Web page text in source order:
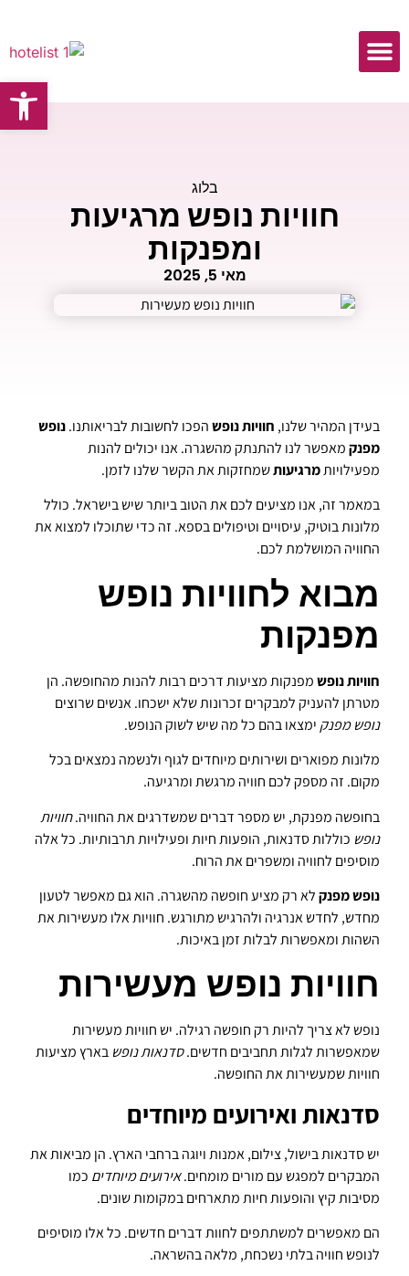
בלוג
חוויות נופש מרגיעות
ומפנקות
מאי 5, 2025
בעידן המהיר שלנו, חוויות נופשהפכו לחשובות לבריאותנו.נופש
מפנקמאפשר לנו להתנתק מהשגרה. אנו יכולים להנות
מפעילויותמרגיעותשמחזקות את הקשר שלנו לזמן.
במאמר זה, אנו מציעים לכם את הטוב ביותר שיש בישראל. כולל
מלונות בוטיק, עיסויים וטיפולים בספא. זה כדי שתוכלו למצוא את
החוויה המושלמת לכם.
מבוא לחוויות נופש
מפנקות
חוויות נופשמפנקות מציעות דרכים רבות להנות מהחופשה. הן
מטרתן להעניק למבקרים זכרונות שלא ישכחו. אנשים שרוצים
נופש מפנק ימצאו בהם כל מה שיש לשוק הנופש.
מלונות מפוארים ושירותים מיוחדים לגוף ולנשמה נמצאים בכל
מקום. זה מספק לכם חוויה מרגשת ומרגיעה.
בחופשה מפנקת, יש מספר דברים שמשדרגים את החוויה.חוויות
נופש כוללות סדנאות, הופעות חיות ופעילויות תרבותיות. כל אלה
מוסיפים לחוויה ומשפרים את הרוח.
נופש מפנקלא רק מציע חופשה מהשגרה. הוא גם מאפשר לטעון
מחדש, לחדש אנרגיה ולהרגיש מתורגש. חוויות אלו מעשירות את
השהות ומאפשרות לבלות זמן באיכות.
חוויות נופש מעשירות
נופש לא צריך להיות רק חופשה רגילה. יש חוויות מעשירות
שמאפשרות לגלות תחביבים חדשים.סדנאות נופש בארץ מציעות
חוויות שמעשירות את החופשה.
סדנאות ואירועים מיוחדים
יש סדנאות בישול, צילום, אמנות ויוגה ברחבי הארץ. הן מביאות את
המבקרים למפגש עם מורים מומחים.אירועים מיוחדים כמו
מסיבות קיץ והופעות חיות מתארחים במקומות שונים.
הם מאפשרים למשתתפים לחוות דברים חדשים. כל אלו מוסיפים
לנופש חוויה בלתי נשכחת, מלאה בהשראה.